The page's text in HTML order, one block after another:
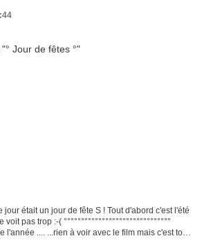
jour était un jour de fête S ! Tout d'abord c'est l'été
pas trop :-( °°°°°°°°°°°°°°°°°°°°°°°°°°°°°°°
l'année .... ...rien à voir avec le film mais c'est tout